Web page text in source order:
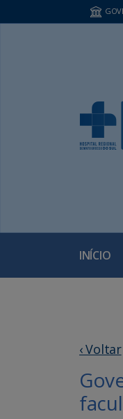
INÍCIO
‹ Voltar